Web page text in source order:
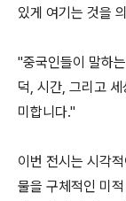
있게 여기는 것을
"중국인들이 말하
덕, 시간, 그리고
미합니다."
이번 전시는 시각
물을 구체적인 미